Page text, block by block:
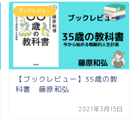
ブックレビュー
【ブックレビュー】35歳の教
科書 藤原和弘
2021年3月15日